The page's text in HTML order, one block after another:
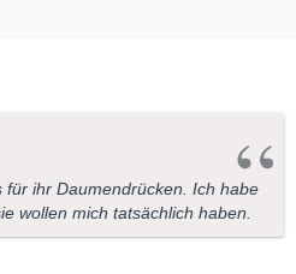
für ihr Daumendrücken. Ich habe
wollen mich tatsächlich haben.